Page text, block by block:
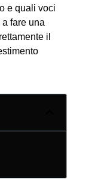
e quali voci
fare una
il